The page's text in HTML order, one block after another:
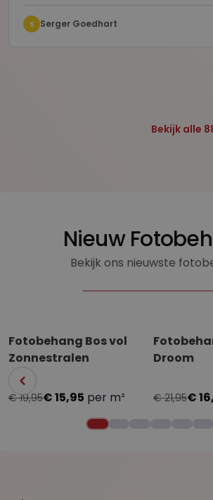
S Serger Goedhart
Bekijk alle
Nieuw
Bekijk ons nieuwste
Fotobehang Bos vol
Zonnestralen
€ 15,95 per m²
€ 19,95
Droom
€
€ 21,95